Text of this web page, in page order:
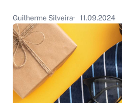
Guilherme Silveira 11.09.2024